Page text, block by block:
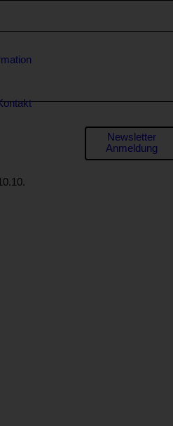
Newsletter
Anmeldung